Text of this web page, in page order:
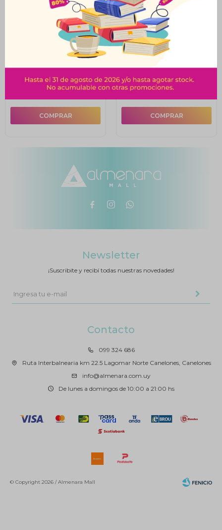
Jarra Boro. Medidora
1100Ml
$ 499
Fuente C/Tapa Plástica
2900Ml
$ 504
  
Contacto
099 324 686
Ruta Interbalnearia km 22.5 Lagomar Norte Canelones, Canelones
info@almenara.com.uy
De lunes a domingos de 10:00 a 21:00 hs
Newsletter
¡Suscribite y recibí todas nuestras novedades!
© Copyright 2026 / Almenara Mall